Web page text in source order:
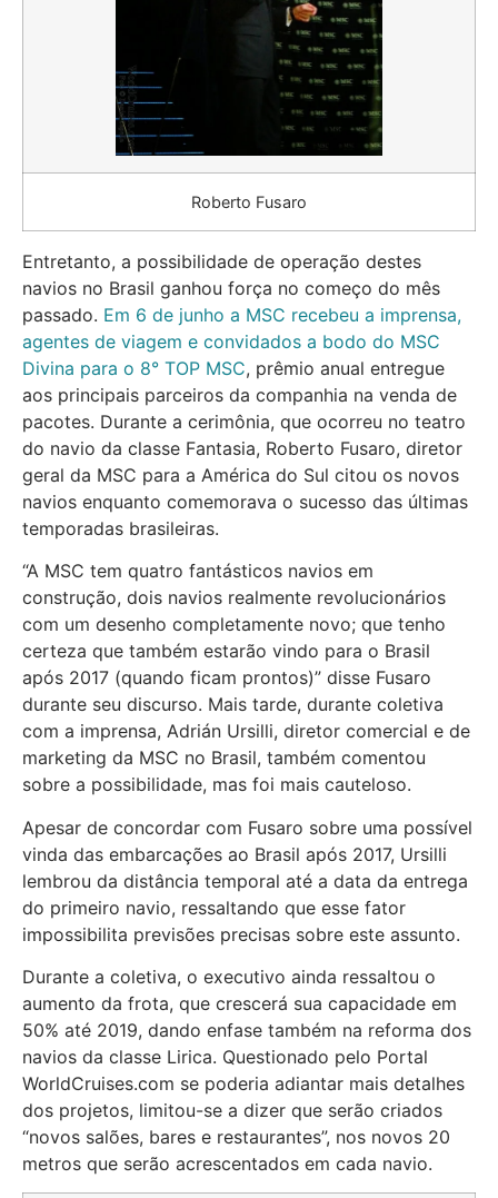
Roberto Fusaro
Entretanto, a possibilidade de operação destes
navios no Brasil ganhou força no começo do mês
passado. Em 6 de junho a MSC recebeu a imprensa,
agentes de viagem e convidados a bodo do MSC
Divina para o 8° TOP MSC, prêmio anual entregue
aos principais parceiros da companhia na venda de
pacotes. Durante a cerimônia, que ocorreu no teatro
do navio da classe Fantasia, Roberto Fusaro, diretor
geral da MSC para a América do Sul citou os novos
navios enquanto comemorava o sucesso das últimas
temporadas brasileiras.
“A MSC tem quatro fantásticos navios em
construção, dois navios realmente revolucionários
com um desenho completamente novo; que tenho
certeza que também estarão vindo para o Brasil
após 2017 (quando ficam prontos)” disse Fusaro
durante seu discurso. Mais tarde, durante coletiva
com a imprensa, Adrián Ursilli, diretor comercial e de
marketing da MSC no Brasil, também comentou
sobre a possibilidade, mas foi mais cauteloso.
Apesar de concordar com Fusaro sobre uma possível
vinda das embarcações ao Brasil após 2017, Ursilli
lembrou da distância temporal até a data da entrega
do primeiro navio, ressaltando que esse fator
impossibilita previsões precisas sobre este assunto.
Durante a coletiva, o executivo ainda ressaltou o
aumento da frota, que crescerá sua capacidade em
50% até 2019, dando enfase também na reforma dos
navios da classe Lirica. Questionado pelo Portal
WorldCruises.com se poderia adiantar mais detalhes
dos projetos, limitou-se a dizer que serão criados
“novos salões, bares e restaurantes”, nos novos 20
metros que serão acrescentados em cada navio.